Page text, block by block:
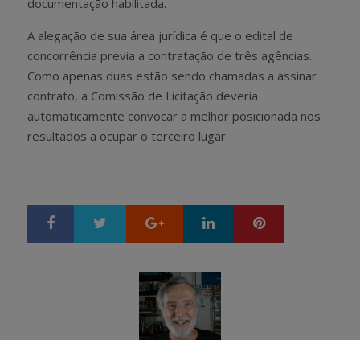
documentação habilitada.
A alegação de sua área jurídica é que o edital de
concorrência previa a contratação de três agências.
Como apenas duas estão sendo chamadas a assinar
contrato, a Comissão de Licitação deveria
automaticamente convocar a melhor posicionada nos
resultados a ocupar o terceiro lugar.
Google+ LinkedIn